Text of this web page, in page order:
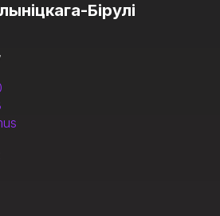
Бірулі